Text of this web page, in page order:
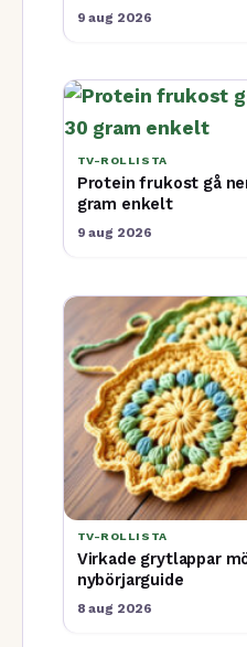
9 aug 2026
TV-ROLLISTA
Protein frukost gå
gram enkelt
9 aug 2026
TV-ROLLISTA
Virkade grytlappar
nybörjarguide
8 aug 2026